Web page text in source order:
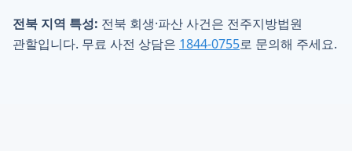
전북 지역 특성: 전북 회생·파산 사건은 전주지방법원
관할입니다. 무료 사전 상담은 1844-0755로 문의해 주세요.